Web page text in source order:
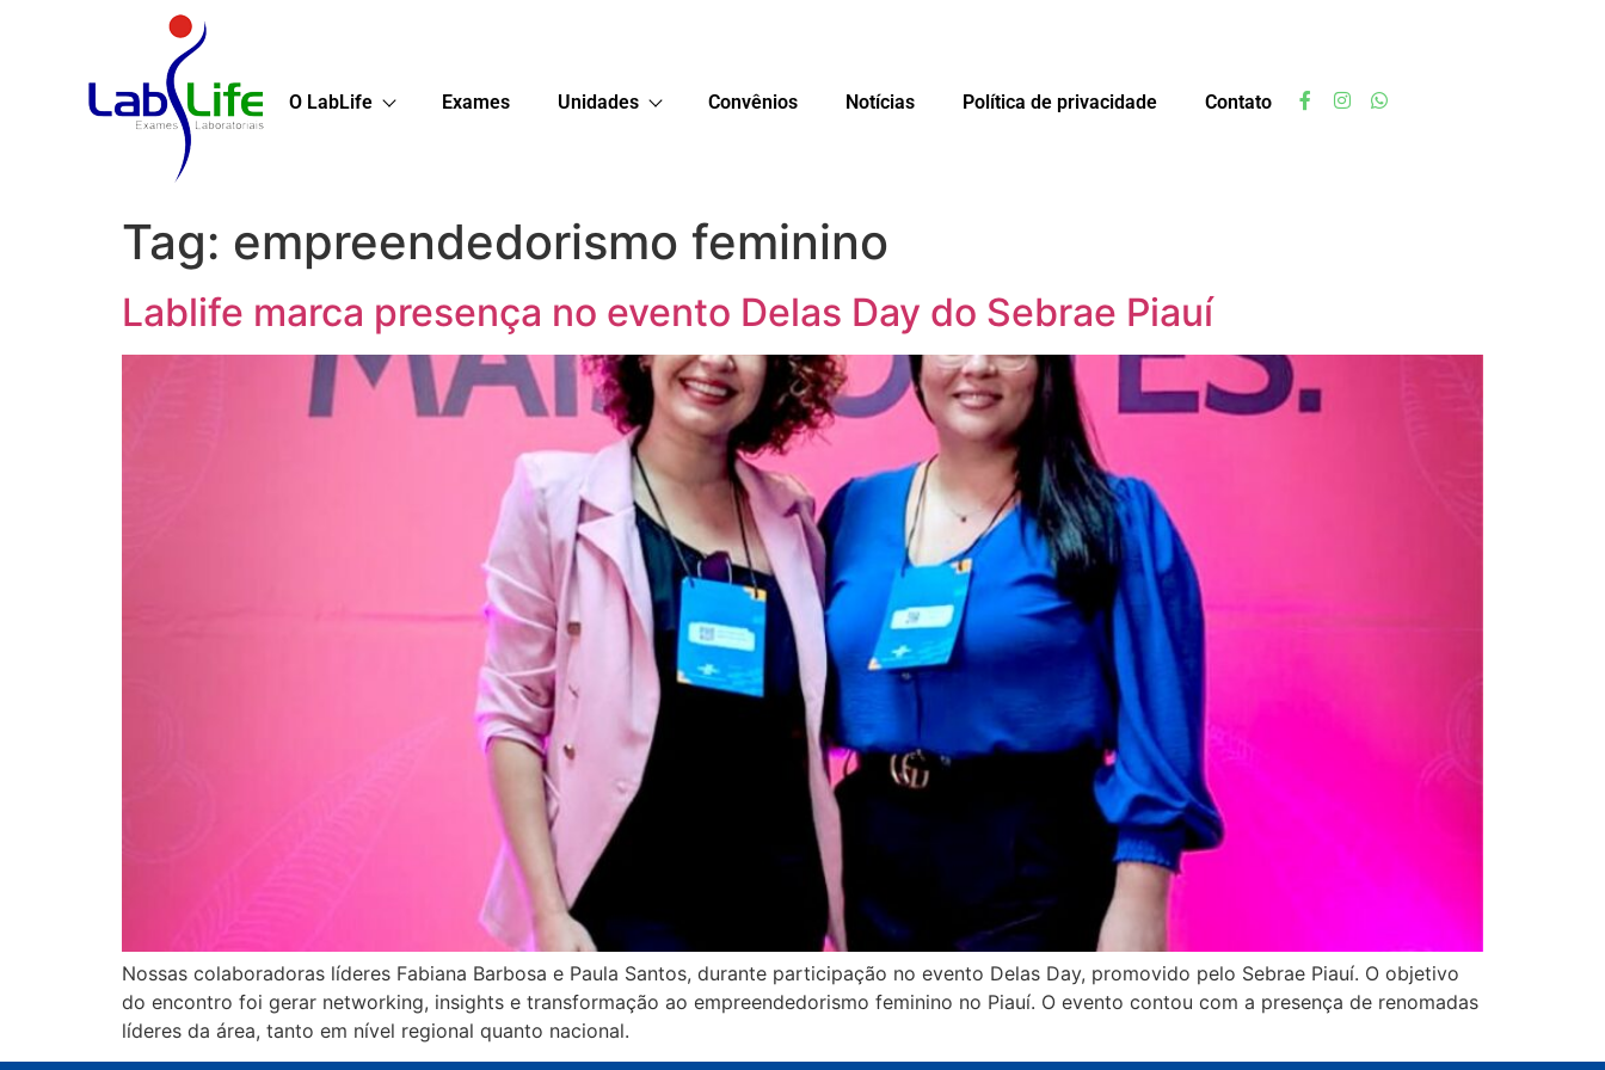
O LabLife Exames Unidades Convênios Notícias Política de privacidade Contato
Tag: empreendedorismo feminino
Lablife marca presença no evento Delas Day do Sebrae Piauí
Nossas colaboradoras líderes Fabiana Barbosa e Paula Santos, durante participação no evento Delas Day, promovido pelo Sebrae Piauí. O objetivo
do encontro foi gerar networking, insights e transformação ao empreendedorismo feminino no Piauí. O evento contou com a presença de renomadas
líderes da área, tanto em nível regional quanto nacional.